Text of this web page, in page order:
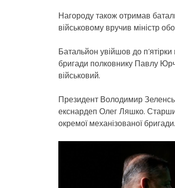
Нагороду також отримав
військовому вручив міністр
Батальйон увійшов до
бригади полковнику Павлу
військовий.
Президент Володимир
екснардеп Олег Ляшко.
окремої механізованої